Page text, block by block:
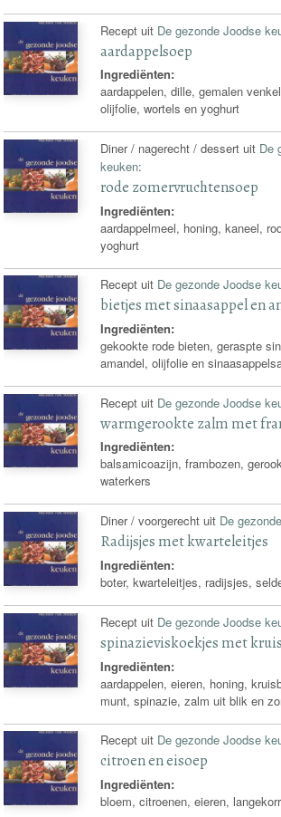
Recept uit De gezonde Joodse
aardappelsoep
Ingrediënten:
aardappelen, dille, gemalen
olijfolie, wortels en yoghurt
Diner / nagerecht / dessert uit De
keuken:
rode zomervruchtensoep
Ingrediënten:
aardappelmeel, honing, kaneel,
yoghurt
Recept uit De gezonde Joodse
bietjes met sinaasappel en
Ingrediënten:
gekookte rode bieten, geraspte
amandel, olijfolie en
Recept uit De gezonde Joodse
warmgerookte zalm met
Ingrediënten:
balsamicoazijn, frambozen,
waterkers
Diner / voorgerecht uit De
Radijsjes met kwarteleitjes
Ingrediënten:
boter, kwarteleitjes, radijsjes,
Recept uit De gezonde Joodse
spinazieviskoekjes met
Ingrediënten:
aardappelen, eieren, honing,
munt, spinazie, zalm uit blik en
Recept uit De gezonde Joodse
citroen en eisoep
Ingrediënten:
bloem, citroenen, eieren,